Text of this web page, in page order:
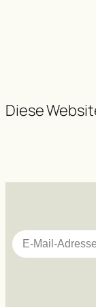
Diese
E-Mail-Adresse